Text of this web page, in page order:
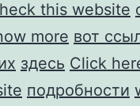
this website
more вот
здесь Click
подробности